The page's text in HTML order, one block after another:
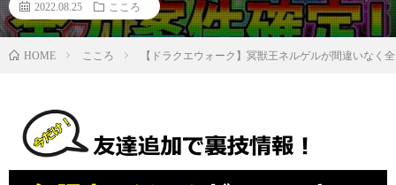
2022.08.25 こころ
HOME こころ 【ドラクエウォーク】冥獣王ネルゲルが間違いな